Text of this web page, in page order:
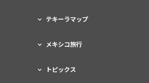
テキーラマップ
メキシコ旅行
トピックス